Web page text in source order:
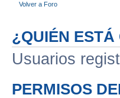
Volver a Foro
¿QUIÉN ESTÁ
Usuarios
PERMISOS